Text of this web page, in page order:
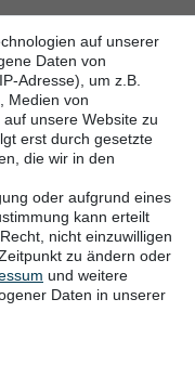
Uhr (MEZ)
auf unserer
Daten von
Adresse), um z.B.
Medien von
unsere Website zu
erst durch gesetzte
die wir in den
oder aufgrund eines
kann erteilt
nicht einzuwilligen
zu ändern oder
und weitere
Daten in unserer